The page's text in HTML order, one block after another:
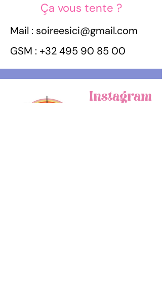
Ça vous tente ?
Mail : soireesici@gmail.com
GSM : +32 495 90 85 00
Instagram